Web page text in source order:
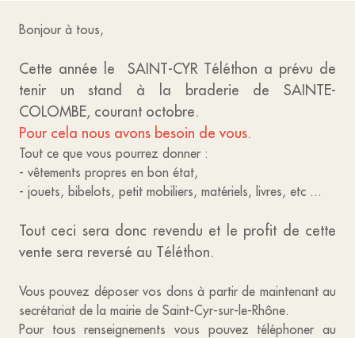
Bonjour à tous,
Cette année le SAINT-CYR Téléthon a prévu de
tenir un stand à la braderie de SAINTE-
COLOMBE, courant octobre.
Pour cela nous avons besoin de vous.
Tout ce que vous pourrez donner :
- vêtements propres en bon état,
- jouets, bibelots, petit mobiliers, matériels, livres, etc ...
Tout ceci sera donc revendu et le profit de cette
vente sera reversé au Téléthon.
Vous pouvez déposer vos dons à partir de maintenant au
secrétariat de la mairie de Saint-Cyr-sur-le-Rhône.
Pour tous renseignements vous pouvez téléphoner au